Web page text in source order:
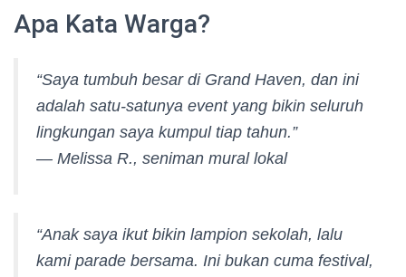
Apa Kata Warga?
“Saya tumbuh besar di Grand Haven, dan ini
adalah satu-satunya event yang bikin seluruh
lingkungan saya kumpul tiap tahun.”
— Melissa R., seniman mural lokal
“Anak saya ikut bikin lampion sekolah, lalu
kami parade bersama. Ini bukan cuma festival,